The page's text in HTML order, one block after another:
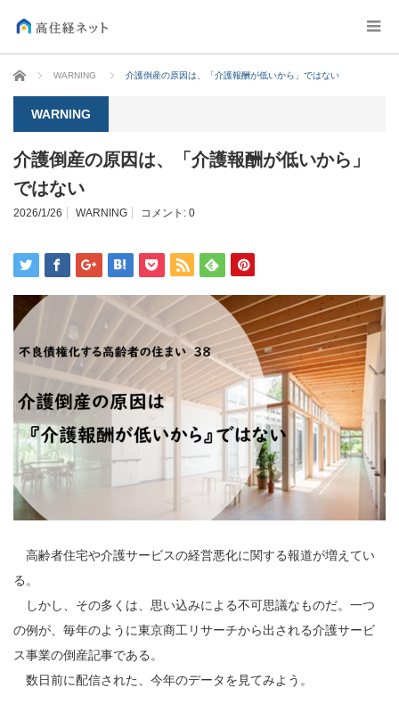
ホーム WARNING 介護倒産の原因は、「介護報酬が低いから」ではない
WARNING
介護倒産の原因は、「介護報酬が低いから」
ではない
2026/1/26 WARNING コメント: 0
高齢者住宅や介護サービスの経営悪化に関する報道が増えてい
る。
しかし、その多くは、思い込みによる不可思議なものだ。一つ
の例が、毎年のように東京商工リサーチから出される介護サービ
ス事業の倒産記事である。
数日前に配信された、今年のデータを見てみよう。